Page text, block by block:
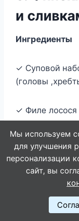
и
Ингредиенты
✓ Суповой
(головы
✓ Филе
✓ Картофель
✓ Морковь —
✓ Репчатый
Мы используем
для улучшения
персонализации
сайт, вы